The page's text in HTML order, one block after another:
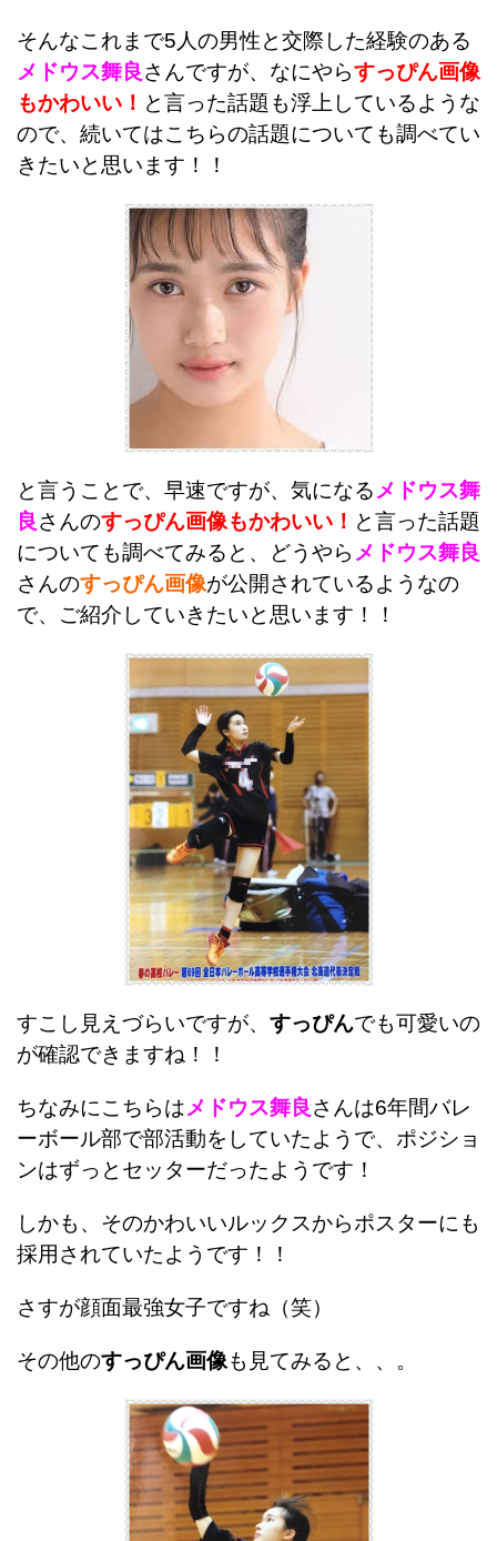
そんなこれまで5人の男性と交際した経験のある
メドウス舞良さんですが、なにやらすっぴん画像
もかわいい！ と言った話題も浮上しているような
ので、続いてはこちらの話題についても調べてい
きたいと思います！！
と言うことで、早速ですが、気になる メドウス舞
良さんのすっぴん画像もかわいい！ と言った話題
についても調べてみると、
どうやら メドウス舞良
さんのすっぴん画像が公開されているようなの
で、ご紹介していきたいと思います！！
すこし見えづらいですが、 すっぴんでも可愛いの
が確認できますね！！
ちなみにこちらはメドウス舞良さんは6年間バレ
ーボール部で部活動をしていたようで、ポジショ
ンはずっとセッターだったようです！
しかも、そのかわいいルックスからポスターにも
採用されていたようです！！
さすが顔面最強女子ですね（笑）
その他のすっぴん画像も見てみると、、。